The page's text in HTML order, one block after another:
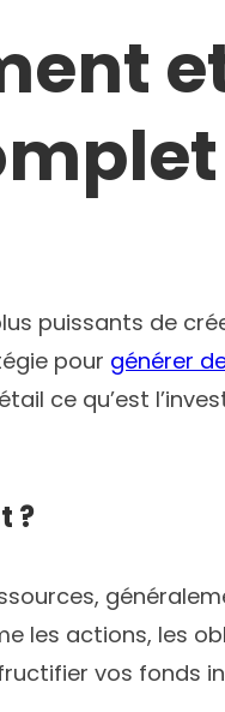
puissants de
pour générer
ce qu’est
?
les actions, les
vos fonds